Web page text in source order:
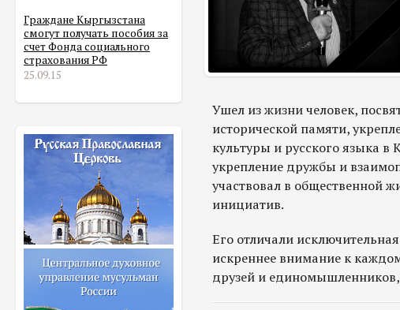
Граждане Кыргызстана
смогут получать пособия за
счет Фонда социального
страхования РФ
25.09.15
Ушел из жизни человек,
исторической памяти,
культуры и русского языка в
укрепление дружбы и
участвовал в общественной
инициатив.
Его отличали
искреннее внимание к
друзей и